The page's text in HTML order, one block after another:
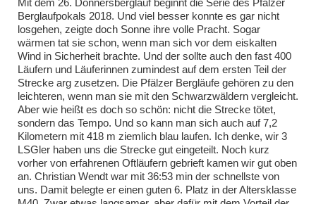
Mit dem 26. Donnersberglauf beginnt die Serie des Pfälzer
Berglaufpokals 2018. Und viel besser konnte es gar nicht
losgehen, zeigte doch Sonne ihre volle Pracht. Sogar
wärmen tat sie schon, wenn man sich vor dem eiskalten
Wind in Sicherheit brachte. Und der sollte auch den fast 400
Läufern und Läuferinnen zumindest auf dem ersten Teil der
Strecke arg zusetzen. Die Pfälzer Bergläufe gehören zu den
leichteren, wenn man sie mit den Schwarzwäldern vergleicht.
Aber wie heißt es doch so schön: nicht die Strecke tötet,
sondern das Tempo. Und so kann man sich auch auf 7,2
Kilometern mit 418 m ziemlich blau laufen. Ich denke, wir 3
LSGler haben uns die Strecke gut eingeteilt. Noch kurz
vorher von erfahrenen Oftläufern gebrieft kamen wir gut oben
an. Christian Wendt war mit 36:53 min der schnellste von
uns. Damit belegte er einen guten 6. Platz in der Altersklasse